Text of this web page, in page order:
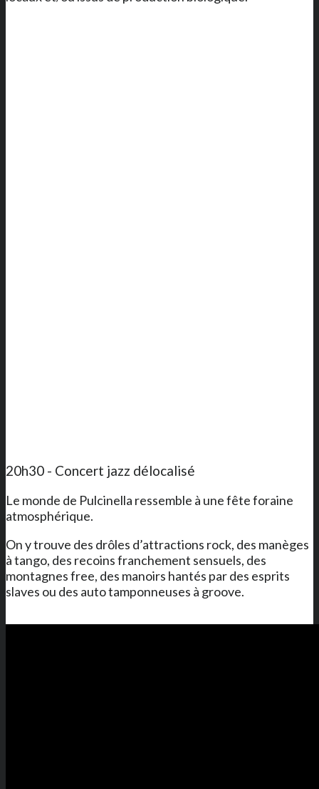
20h30 - Concert jazz délocalisé
Le monde de Pulcinella ressemble à une fête foraine
atmosphérique.
On y trouve des drôles d’attractions rock, des manèges
à tango, des recoins franchement sensuels, des
montagnes free, des manoirs hantés par des esprits
slaves ou des auto tamponneuses à groove.